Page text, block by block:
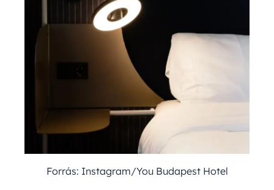
Forrás: Instagram/You Budapest Hotel